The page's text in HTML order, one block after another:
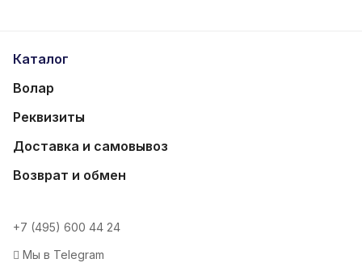
Каталог
Волар
Реквизиты
Доставка и самовывоз
Возврат и обмен
+7 (495) 600 44 24
Мы в Telegram